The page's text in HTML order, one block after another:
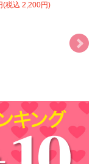
(税込 2,200円)